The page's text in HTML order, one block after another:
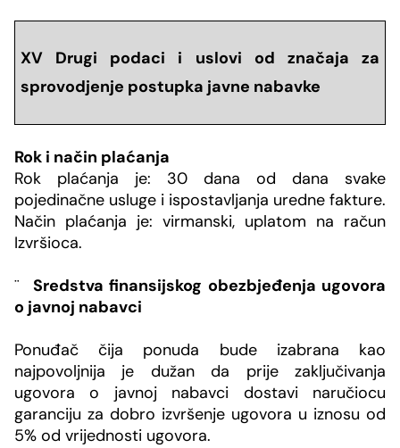
XV Drugi podaci i uslovi od značaja za
sprovodjenje postupka javne nabavke
Rok i način plaćanja
Rok plaćanja je: 30 dana od dana svake
pojedinačne usluge i ispostavljanja uredne fakture.
Način plaćanja je: virmanski, uplatom na račun
Izvršioca.
¨
Sredstva finansijskog obezbjeđenja ugovora
o javnoj nabavci
Ponuđač čija ponuda bude izabrana kao
najpovoljnija je dužan da prije zaključivanja
ugovora o javnoj nabavci dostavi naručiocu
garanciju za dobro izvršenje ugovora u iznosu od
5% od vrijednosti ugovora.